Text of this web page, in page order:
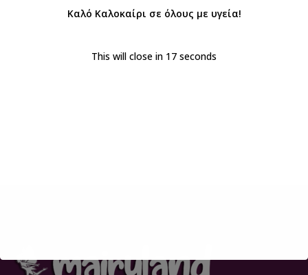
Καλό Καλοκαίρι σε όλους με υγεία!
This will close in 17 seconds